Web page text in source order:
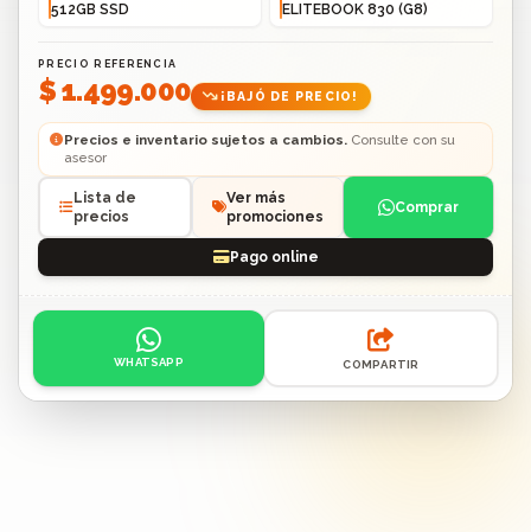
512GB SSD ELITEBOOK 830 (G8)
PRECIO REFERENCIA
$ 1.499.000 ¡BAJÓ DE PRECIO!
Precios e inventario sujetos a cambios.Consulte con su
asesor
Lista de
precios
Ver más
promociones
Comprar
Pago online
Acciones: contacto por WhatsApp o compartir enlace.
WHATSAPP COMPARTIR